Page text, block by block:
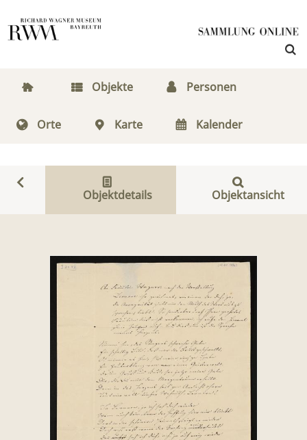
Objekte Personen
Orte Karte Kalender
Objektdetails Objektansicht